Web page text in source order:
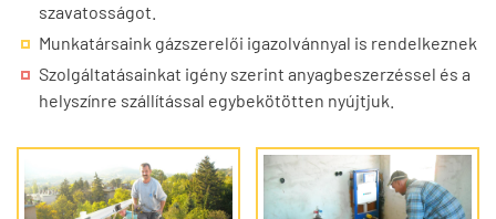
szavatosságot.
Munkatársaink gázszerelői igazolvánnyal is rendelkeznek
Szolgáltatásainkat igény szerint anyagbeszerzéssel és a
helyszínre szállítással egybekötötten nyújtjuk.